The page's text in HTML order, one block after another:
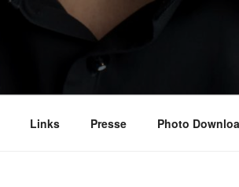
Links Presse Photo